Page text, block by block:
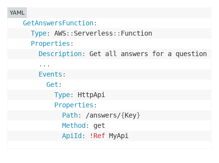
GetAnswersFunction:
Type: AWS: : Serverless : : Function
Properties :
Description:
Get all answers for a question
...
Events :
Get :
Type:
HttpApi
Properties :
Path: /answers/{Key}
Method :
get
ApiId : !Ref MyApi
YAML